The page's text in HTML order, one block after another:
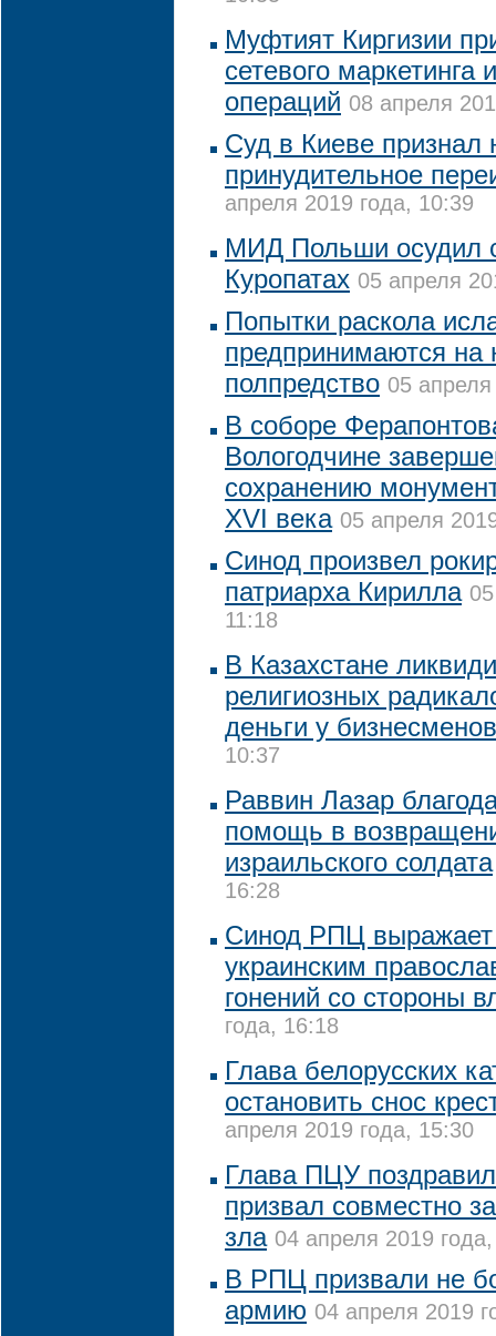
Муфтият Киргизии
сетевого маркетинга
операций 08 апреля
Суд в Киеве признал
принудительное
апреля 2019 года, 10:39
МИД Польши осудил
Куропатах 05 апреля
Попытки раскола
предпринимаются на
полпредство 05
В соборе
Вологодчине
сохранению
ХVI века 05 апреля
Синод произвел
патриарха Кирилла
11:18
В Казахстане
религиозных
деньги у бизнесменов
10:37
Раввин Лазар
помощь в
израильского солдата
16:28
Синод РПЦ выражает
украинским
гонений со стороны
года, 16:18
Глава белорусских
остановить снос
апреля 2019 года, 15:30
Глава ПЦУ
призвал совместно
зла 04 апреля 2019
В РПЦ призвали не
армию 04 апреля 2019